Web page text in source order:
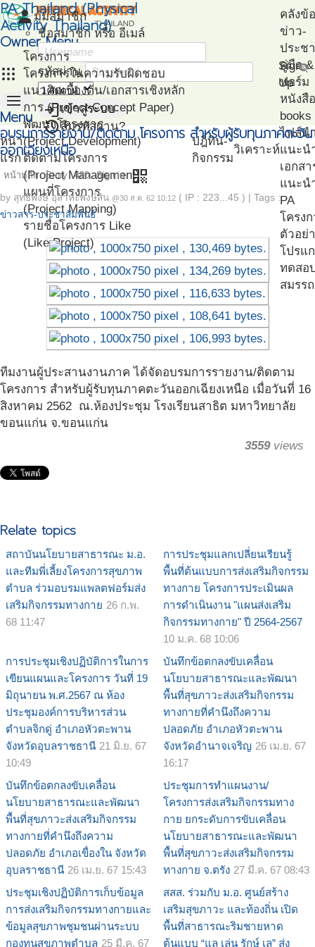
PA Thailand (Physical
Activity Thailand)
Owner Menu
apps
personมุมสมาชิก
ชื่อสมาชิก หรือ อีเมล์
รหัสผ่าน visibility_off
loginเข้าสู่ระบบ
restoreลืมรหัสผ่าน?
Sign
Up
menu
Menu
หน้า
แรก
โครงการ
โครงการในความรับผิดชอบ
แนวคิดเบื้องต้น/เอกสารเชิงหลัก
การ (Project Concept Paper)
พัฒนาโครงการ
(Project Development)
ติดตามโครงการ
(Project Management)
แผนที่โครงการ
(Project Mapping)
รายชื่อโครงการ Like
(Like Project)
ปฎิทิน-
กิจกรรม
วิเคราะห์
คลังข้
ข่าว-
ประช
คู่มือ
ฟอร์ม
หนังสื
books
ไฟล์น
แนะน
เอกสา
แนะน
PA
โครง
ตัวอย่
โปรแ
ทดสอ
สมรร
อบรมการรายงาน/ติดตาม โครงการ สำหรับผู้รับทุนภาคตะวัน
ออกเฉียงเหนือ
หน้าหลัก Story 480 Sign in qr_code
by สุทธิพงษ์ อุสาหะพงษ์สิน @30 ส.ค. 62 10:12 ( IP : 223...45 )
Tags :
ข่าวสาร-ประชาสัมพันธ์
ทีมงานผู้ประสานงานภาค ได้จัดอบรมการรายงาน/ติดตาม
โครงการ สำหรับผู้รับทุนภาคตะวันออกเฉียงเหนือ เมื่อวันที่ 16
สิงหาคม 2562 ณ.ห้องประชุม โรงเรียนสาธิต มหาวิทยาลัย
ขอนแก่น จ.ขอนแก่น
3559views
Relate topics
สถาบันนโยบายสาธารณะ ม.อ.
และทีมพี่เลี้ยงโครงการสุขภาพ
ตำบล ร่วมอบรมแพลตฟอร์มส่ง
เสริมกิจกรรมทางกาย 26 ก.พ.
68 11:47
การประชุมแลกเปลี่ยนเรียนรู้
พื้นที่ต้นแบบการส่งเสริมกิจกรรม
ทางกาย โครงการประเมินผล
การดำเนินงาน "แผนส่งเสริม
กิจกรรมทางกาย" ปี 2564-2567
10 ม.ค. 68 10:06
การประชุมเชิงปฏิบัติการในการ
เขียนแผนและโครงการ วันที่ 19
มิถุนายน พ.ศ.2567 ณ ห้อง
ประชุมองค์การบริหารส่วน
ตำบลจิกดู่ อำเภอหัวตะพาน
จังหวัดอุบลราชธานี 21 มิ.ย. 67
10:49
บันทึกข้อตกลงขับเคลื่อน
นโยบายสาธารณะและพัฒนา
พื้นที่สุขภาวะส่งเสริมกิจกรรม
ทางกายที่คำนึงถึงความ
ปลอดภัย อำเภอหัวตะพาน
จังหวัดอำนาจเจริญ 26 เม.ย. 67
16:17
บันทึกข้อตกลงขับเคลื่อน
นโยบายสาธารณะและพัฒนา
พื้นที่สุขภาวะส่งเสริมกิจกรรม
ทางกายที่คำนึงถึงความ
ปลอดภัย อำเภอเขื่องใน จังหวัด
อุบลราชธานี 26 เม.ย. 67 15:43
ประชุมการทำแผนงาน/
โครงการส่งเสริมกิจกรรมทาง
กาย ยกระดับการขับเคลื่อน
นโยบายสาธารณะและพัฒนา
พื้นที่สุขภาวะส่งเสริมกิจกรรม
ทางกาย จ.ตรัง 27 มี.ค. 67 08:43
ประชุมเชิงปฏิบัติการเก็บข้อมูล
การส่งเสริมกิจกรรมทางกายและ
ข้อมูลสุขภาพชุมชนผ่านระบบ
กองทุนสุขภาพตำบล 25 มี.ค. 67
สสส. ร่วมกับ ม.อ. ศูนย์สร้าง
เสริมสุขภาวะ และท้องถิ่น เปิด
พื้นที่สาธารณะริมชายหาด
ต้นแบบ “แล เล่น รักษ์ เล” ส่ง